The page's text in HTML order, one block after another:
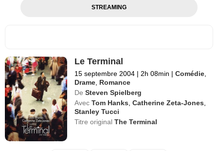
STREAMING
Le Terminal
15 septembre 2004 | 2h 08min | Comédie
Drame Romance
De Steven Spielberg
Avec Tom Hanks ,Catherine Zeta-Jones
Stanley Tucci
Titre originalThe Terminal